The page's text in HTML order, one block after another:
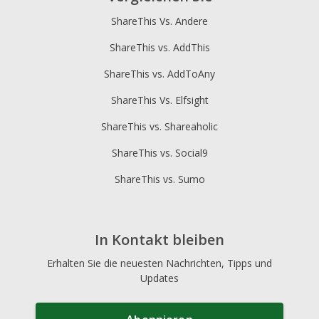
ShareThis Vs. Andere
ShareThis vs. AddThis
ShareThis vs. AddToAny
ShareThis Vs. Elfsight
ShareThis vs. Shareaholic
ShareThis vs. Social9
ShareThis vs. Sumo
In Kontakt bleiben
Erhalten Sie die neuesten Nachrichten, Tipps und
Updates